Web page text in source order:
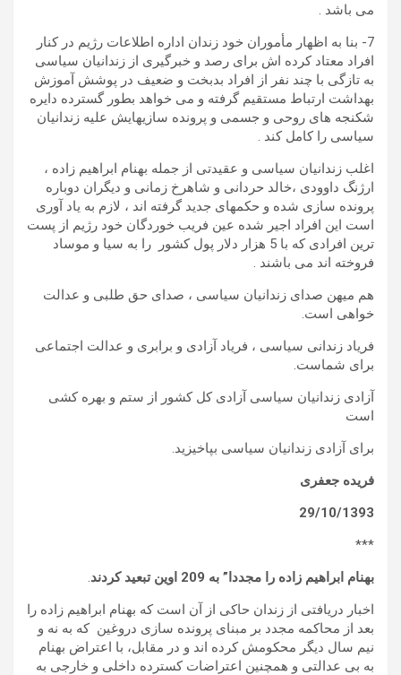
می باشد .
7- بنا به اظهار مأموران خود زندان اداره اطلاعات رژیم در کنار
افراد معتاد کرده اش برای رصد و خبرگیری از زندانیان سیاسی
به تازگی با چند نفر از افراد بدبخت و ضعیف در پوشش آموزش
بهداشت ارتباط مستقیم گرفته و می خواهد بطور گسترده دایره
شکنجه های روحی و جسمی و پرونده سازیهایش علیه زندانیان
سیاسی را کامل کند .
اغلب زندانیان سیاسی و عقیدتی از جمله بهنام ابراهیم زاده ،
ارژنگ داوودی ،خالد حردانی و شاهرخ زمانی و دیگران دوباره
پرونده سازی شده و حکمهای جدید گرفته اند ، لازم به یاد آوری
است این افراد اجیر شده عین فریب خوردگان خود رژیم از پست
ترین افرادی که با 5 هزار دلار پول کشور را به سیا و موساد
فروخته اند می باشند .
هم میهن صدای زندانیان سیاسی ، صدای حق طلبی و عدالت
خواهی است.
فریاد زندانی سیاسی ، فریاد آزادی و برابری و عدالت اجتماعی
برای شماست.
آزادی زندانیان سیاسی آزادی کل کشور از ستم و بهره کشی
است
برای آزادی زندانیان سیاسی بپاخیزید.
فریده جعفری
29/10/1393
***
بهنام ابراهیم زاده را مجددا” به 209 اوین تبعید کردند
اخبار دریافتی از زندان حاکی از آن است که بهنام ابراهیم زاده را
بعد از محاکمه مجدد بر مبنای پرونده سازی دروغین که به نه و
نیم سال دیگر محکومش کرده اند و در مقابل، با اعتراض بهنام
به بی عدالتی و همچنین اعتراضات کسترده داخلی و خارجی به